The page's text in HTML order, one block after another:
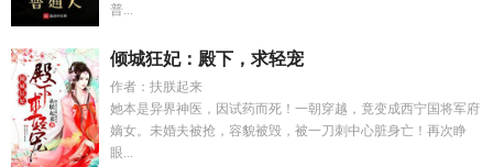
普...
倾城狂妃：殿下，求轻宠
作者：扶朕起来
她本是异界神医，因试药而死！一朝穿越，竟变成西宁国将军府
嫡女。未婚夫被抢，容貌被毁，被一刀刺中心脏身亡！再次睁
眼...